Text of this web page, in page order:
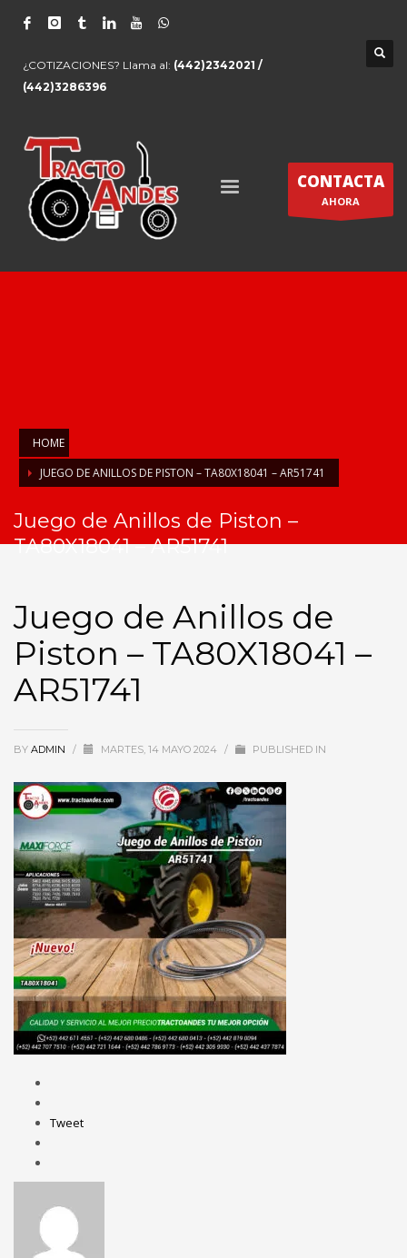
¿COTIZACIONES? Llama al: (442)2342021 /
(442)3286396
CONTACTA
AHORA
HOME
JUEGO DE ANILLOS DE PISTON – TA80X18041 – AR51741
Juego de Anillos de Piston –
TA80X18041 – AR51741
Juego de Anillos de
Piston – TA80X18041 –
AR51741
BY ADMIN / MARTES, 14 MAYO 2024 / PUBLISHED IN
Tweet